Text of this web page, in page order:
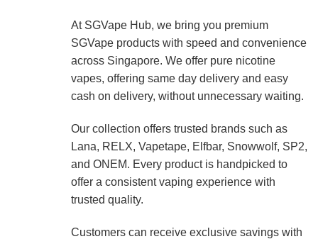
At SGVape Hub, we bring you premium
SGVape products with speed and convenience
across Singapore. We offer pure nicotine
vapes, offering same day delivery and easy
cash on delivery, without unnecessary waiting.
Our collection offers trusted brands such as
Lana, RELX, Vapetape, Elfbar, Snowwolf, SP2,
and ONEM. Every product is handpicked to
offer a consistent vaping experience with
trusted quality.
Customers can receive exclusive savings with